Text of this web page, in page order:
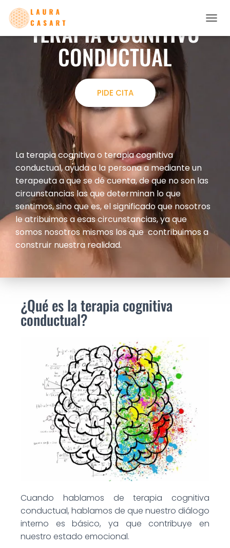
A
TERAPIA COGNITIVO
CONDUCTUAL
PIDE CITA
La terapia cognitiva o terapia cognitiva
conductual, ayuda a la persona a mediante un
terapeuta a que se dé cuenta, de que no son las
circunstancias las que determinan lo que
sentimos, sino que es, el significado que nosotros
le atribuimos a esas circunstancias, ya que
somos nosotros mismos los que contribuimos a
construir nuestra realidad.
¿Qué es la terapia cognitiva
conductual?
Cuando hablamos de terapia cognitiva
conductual, hablamos de que nuestro diálogo
interno es básico, ya que contribuye en
nuestro estado emocional.